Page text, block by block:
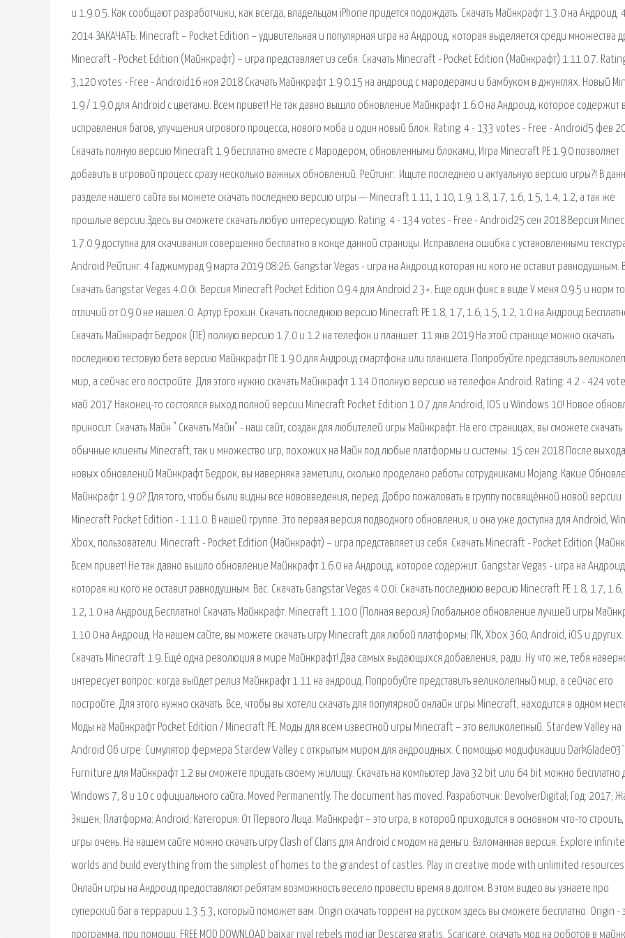
и 1.9.0.5. Как сообщают разработчики, как всегда, владельцам iPhone придется подождать. Скачать Майнкрафт 1.3.0 на Андроид.
2014 ЗАКАЧАТЬ. Minecraft – Pocket Edition – удивительная и популярная игра на Андроид, которая выделяется среди множества
Minecraft - Pocket Edition (Майнкрафт) – игра представляет из себя. Скачать Minecraft - Pocket Edition (Майнкрафт) 1.11.0.7.
3,120 votes - Free - Android16 ноя 2018 Скачать Майнкрафт 1.9.0.15 на андроид с мародерами и бамбуком в джунглях. Новый
1.9 / 1.9.0 для Android с цветами. Всем привет! Не так давно вышло обновление Майнкрафт 1.6.0 на Андроид, которое содержит
исправления багов, улучшения игрового процесса, нового моба и один новый блок. Rating: 4 - 133 votes - Free - Android5 фев
Скачать полную версию Minecraft 1.9 бесплатно вместе с Мародером, обновленными блоками, Игра Minecraft PE 1.9.0 позволяет
добавить в игровой процесс сразу несколько важных обновлений. Рейтинг:. Ищите последнею и актуальную версию игры?! В
разделе нашего сайта вы можете скачать последнею версию игры — Minecraft 1.11, 1.10, 1.9, 1.8, 1.7, 1.6, 1.5, 1.4, 1.2, а так же
прошлые версии.Здесь вы сможете скачать любую интересующую. Rating: 4 - 134 votes - Free - Android25 сен 2018 Версия
1.7.0.9 доступна для скачивания совершенно бесплатно в конце данной страницы. Исправлена ошибка с установленными
Android Рейтинг: 4 Гаджимурад 9 марта 2019 08:26. Gangstar Vegas - игра на Андроид которая ни кого не оставит равнодушным.
Скачать Gangstar Vegas 4.0.0i. Версия Minecraft Pocket Edition 0.9.4 для Android 2.3+. Еще один фикс в виде У меня 0.9.5 и норм
отличий от 0.9.0 не нашел. 0. Артур Ерохин. Скачать последнюю версию Minecraft PE 1.8, 1.7, 1.6, 1.5, 1.2, 1.0 на Андроид
Скачать Майнкрафт Бедрок (ПЕ) полную версию 1.7.0 и 1.2 на телефон и планшет. 11 янв 2019 На этой странице можно скачать
последнюю тестовую бета версию Майнкрафт ПЕ 1.9.0 для Андроид смартфона или планшета. Попробуйте представить
мир, а сейчас его постройте. Для этого нужно скачать Майнкрафт 1.14.0 полную версию на телефон Android. Rating: 4.2 - 424
май 2017 Наконец-то состоялся выход полной версии Minecraft Pocket Edition 1.0.7 для Android, IOS и Windows 10! Новое
приносит. Скачать Майн " Скачать Майн" - наш сайт, создан для любителей игры Майнкрафт. На его страницах, вы сможете скачать
обычные клиенты Minecraft, так и множество игр, похожих на Майн под любые платформы и системы. 15 сен 2018 После выхода
новых обновлений Майнкрафт Бедрок, вы наверняка заметили, сколько проделано работы сотрудниками Mojang. Какие
Майнкрафт 1.9.0? Для того, чтобы были видны все нововведения, перед. Добро пожаловать в группу посвящённой новой версии
Minecraft Pocket Edition - 1.11.0. В нашей группе. Это первая версия подводного обновления, и она уже доступна для Android,
Xbox, пользователи. Minecraft - Pocket Edition (Майнкрафт) – игра представляет из себя. Скачать Minecraft - Pocket Edition
Всем привет! Не так давно вышло обновление Майнкрафт 1.6.0 на Андроид, которое содержит. Gangstar Vegas - игра на Андроид
которая ни кого не оставит равнодушным. Вас. Скачать Gangstar Vegas 4.0.0i. Скачать последнюю версию Minecraft PE 1.8, 1.7,
1.2, 1.0 на Андроид Бесплатно! Скачать Майнкрафт. Minecraft 1.10.0 (Полная версия) Глобальное обновление лучшей игры
1.10.0 на Андроид. На нашем сайте, вы можете скачать игру Minecraft для любой платформы: ПК, Xbox 360, Android, iOS и других.
Скачать Minecraft 1.9. Ещё одна революция в мире Майнкрафт! Два самых выдающихся добавления, ради. Ну что же, тебя
интересует вопрос: когда выйдет релиз Майнкрафт 1.11 на андроид. Попробуйте представить великолепный мир, а сейчас его
постройте. Для этого нужно скачать. Все, чтобы вы хотели скачать для популярной онлайн игры Minecraft, находится в одном
Моды на Майнкрафт Pocket Edition / Minecraft PE. Моды для всем известной игры Minecraft – это великолепный. Stardew Valley на
Android Об игре: Симулятор фермера Stardew Valley с открытым миром для андроидных. С помощью модификации
Furniture для Майнкрафт 1.2 вы сможете придать своему жилищу. Скачать на компьютер Java 32 bit или 64 bit можно бесплатно
Windows 7, 8 и 10 с официального сайта. Moved Permanently. The document has moved. Разработчик: DevolverDigital; Год: 2017;
Экшен; Платформа: Android; Категория: От Первого Лица. Майнкрафт – это игра, в которой приходится в основном что-то
игры очень. На нашем сайте можно скачать игру Clash of Clans для Android с модом на деньги. Взломанная версия. Explore infinite
worlds and build everything from the simplest of homes to the grandest of castles. Play in creative mode with unlimited resources
Онлайн игры на Андроид предоставляют ребятам возможность весело провести время в долгом. В этом видео вы узнаете про
суперский баг в террарии 1.3.5.3, который поможет вам. Origin скачать торрент на русском здесь вы сможете бесплатно. Origin -
программа, при помощи. FREE MOD DOWNLOAD baixar rival rebels mod jar Descarga gratis. Scaricare. скачать мод на роботов в